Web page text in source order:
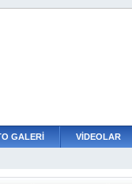
GALERİ VİDEOLAR